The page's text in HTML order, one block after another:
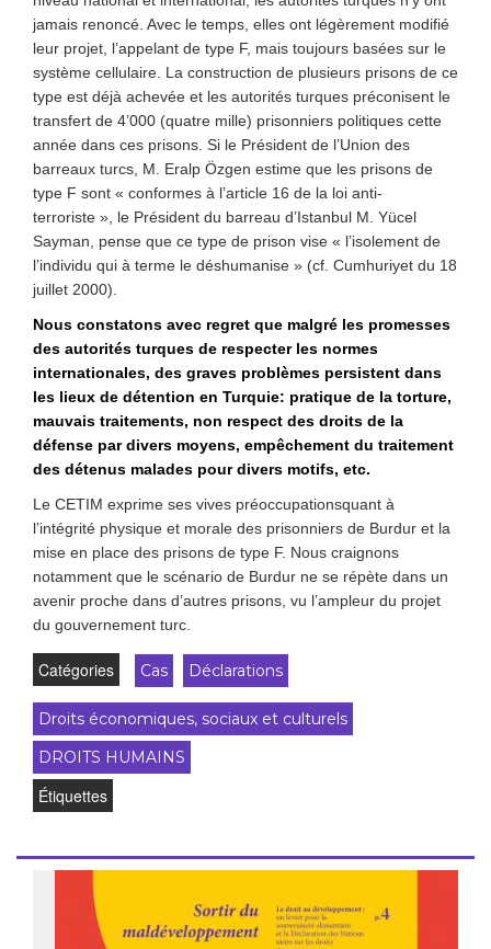
jamais renoncé. Avec le temps, elles ont légèrement modifié
leur projet, l’appelant de type F, mais toujours basées sur le
système cellulaire. La construction de plusieurs prisons de ce
type est déjà achevée et les autorités turques préconisent le
transfert de 4’000 (quatre mille) prisonniers politiques cette
année dans ces prisons. Si le Président de l’Union des
barreaux turcs, M. Eralp Özgen estime que les prisons de
type F sont « conformes à l’article 16 de la loi anti-
terroriste », le Président du barreau d’Istanbul M. Yücel
Sayman, pense que ce type de prison vise « l’isolement de
l’individu qui à terme le déshumanise » (cf. Cumhuriyet du 18
juillet 2000).
Nous constatons avec regret que malgré les promesses
des autorités turques de respecter les normes
internationales, des graves problèmes persistent dans
les lieux de détention en Turquie: pratique de la torture,
mauvais traitements, non respect des droits de la
défense par divers moyens, empêchement du traitement
des détenus malades pour divers motifs, etc.
Le CETIM exprime ses vives préoccupationsquant à
l’intégrité physique et morale des prisonniers de Burdur et la
mise en place des prisons de type F. Nous craignons
notamment que le scénario de Burdur ne se répète dans un
avenir proche dans d’autres prisons, vu l’ampleur du projet
du gouvernement turc.
Catégories Cas Déclarations
Droits économiques, sociaux et culturels
DROITS HUMAINS
Étiquettes